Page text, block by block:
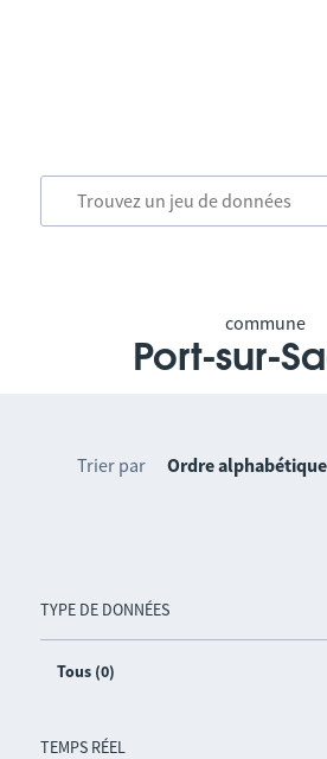
commune
Port-sur-
TYPE DE DONNÉES
Tous (0)
TEMPS RÉEL
Trier par Ordre alphabétique